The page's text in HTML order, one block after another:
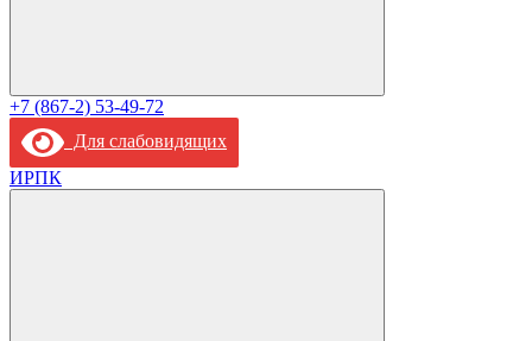
+7 (867-2) 53-49-72
Для слабовидящих
ИРПК